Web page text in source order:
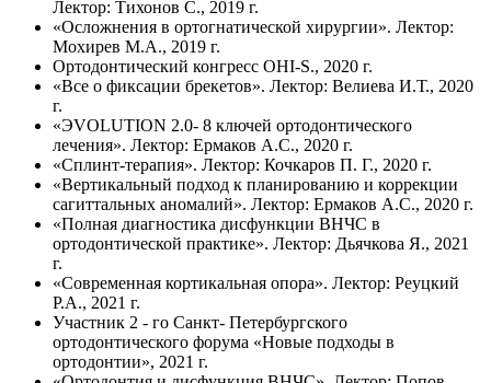
Лектор: Тихонов С., 2019 г.
«Осложнения в ортогнатической хирургии». Лектор:
Мохирев М.А., 2019 г.
Ортодонтический конгресс OHI-S., 2020 г.
«Все о фиксации брекетов». Лектор: Велиева И.Т., 2020
г.
«ЭVOLUTION 2.0- 8 ключей ортодонтического
лечения». Лектор: Ермаков А.С., 2020 г.
«Сплинт-терапия». Лектор: Кочкаров П. Г., 2020 г.
«Вертикальный подход к планированию и коррекции
сагиттальных аномалий». Лектор: Ермаков А.С., 2020 г.
«Полная диагностика дисфункции ВНЧС в
ортодонтической практике». Лектор: Дьячкова Я., 2021
г.
«Современная кортикальная опора». Лектор: Реуцкий
Р.А., 2021 г.
Участник 2 - го Санкт- Петербургского
ортодонтического форума «Новые подходы в
ортодонтии», 2021 г.